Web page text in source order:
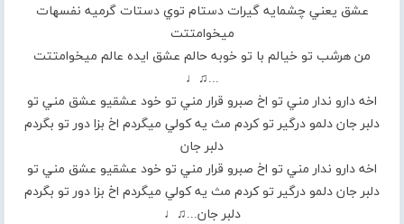
عشق يعني چشمايه گيرات دستام توي دستات گرميه نفسهات
ميخوامتتت
من هرشب تو خيالم با تو خوبه حالم عشق ايده عالم ميخوامتتت
...♫♩
اخه دارو ندار مني تو اخ صبرو قرار مني تو خود عشقيو عشق مني تو
دلبر جان دلمو درگير تو كردم مث يه كولي ميگردم اخ بزا دور تو بگردم
دلبر جان
اخه دارو ندار مني تو اخ صبرو قرار مني تو خود عشقيو عشق مني تو
دلبر جان دلمو درگير تو كردم مث يه كولي ميگردم اخ بزا دور تو بگردم
دلبر جان...♫♩